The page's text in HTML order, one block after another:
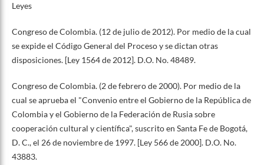
Leyes
Congreso de Colombia. (12 de julio de 2012). Por medio de la cual
se expide el Código General del Proceso y se dictan otras
disposiciones. [Ley 1564 de 2012]. D.O. No. 48489.
Congreso de Colombia. (2 de febrero de 2000). Por medio de la
cual se aprueba el "Convenio entre el Gobierno de la República de
Colombia y el Gobierno de la Federación de Rusia sobre
cooperación cultural y científica", suscrito en Santa Fe de Bogotá,
D. C., el 26 de noviembre de 1997. [Ley 566 de 2000]. D.O. No.
43883.